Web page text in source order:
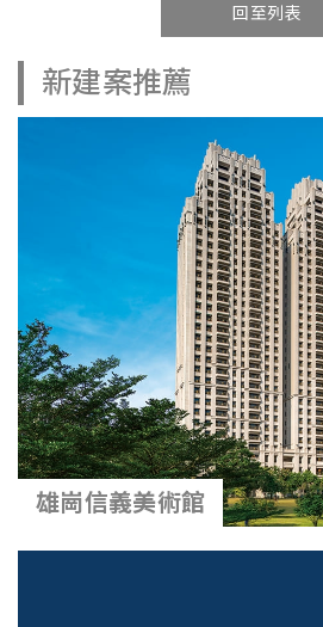
回至列表
新建案推薦
雄崗信義美術館